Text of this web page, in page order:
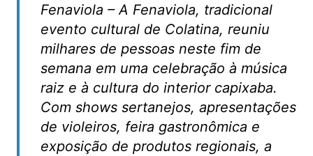
Fenaviola – A Fenaviola, tradicional
evento cultural de Colatina, reuniu
milhares de pessoas neste fim de
semana em uma celebração à música
raiz e à cultura do interior capixaba.
Com shows sertanejos, apresentações
de violeiros, feira gastronômica e
exposição de produtos regionais, a